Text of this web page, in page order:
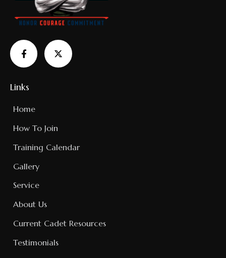
Links
Home
How To Join
Training Calendar
Gallery
Service
About Us
Current Cadet Resources
Testimonials